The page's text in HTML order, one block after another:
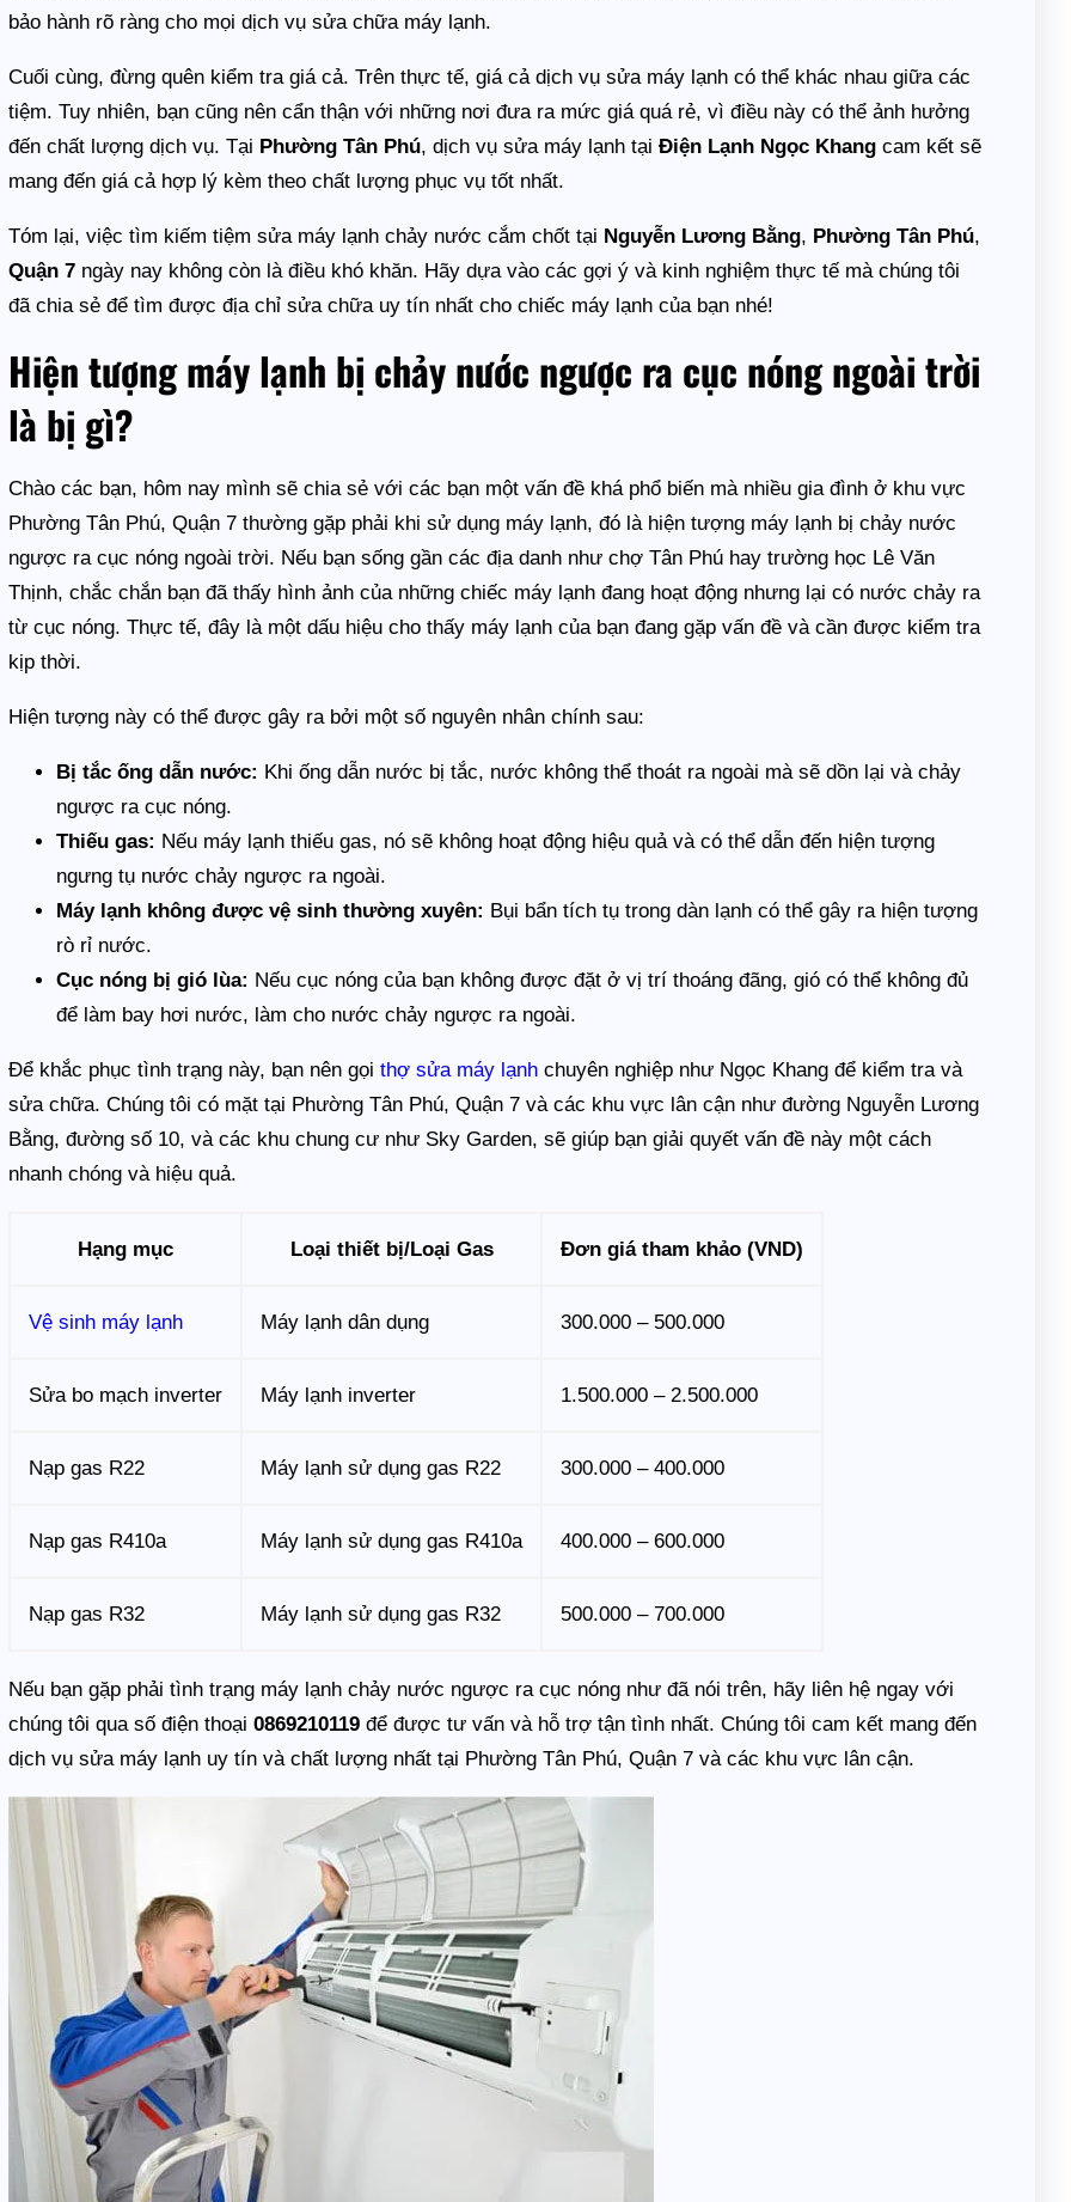
bảo hành rõ ràng cho mọi dịch vụ sửa chữa máy lạnh.
Cuối cùng, đừng quên kiểm tra giá cả. Trên thực tế, giá cả dịch vụ sửa máy lạnh có thể khác nhau giữa các
tiệm. Tuy nhiên, bạn cũng nên cẩn thận với những nơi đưa ra mức giá quá rẻ, vì điều này có thể ảnh hưởng
đến chất lượng dịch vụ. Tại Phường Tân Phú, dịch vụ sửa máy lạnh tạiĐiện Lạnh Ngọc Khang cam kết sẽ
mang đến giá cả hợp lý kèm theo chất lượng phục vụ tốt nhất.
Tóm lại, việc tìm kiếm tiệm sửa máy lạnh chảy nước cắm chốt tại Nguyễn Lương Bằng, Phường Tân Phú,
Quận 7 ngày nay không còn là điều khó khăn. Hãy dựa vào các gợi ý và kinh nghiệm thực tế mà chúng tôi
đã chia sẻ để tìm được địa chỉ sửa chữa uy tín nhất cho chiếc máy lạnh của bạn nhé!
Hiện tượng máy lạnh bị chảy nước ngược ra cục nóng ngoài trời
là bị gì?
Chào các bạn, hôm nay mình sẽ chia sẻ với các bạn một vấn đề khá phổ biến mà nhiều gia đình ở khu vực
Phường Tân Phú, Quận 7 thường gặp phải khi sử dụng máy lạnh, đó là hiện tượng máy lạnh bị chảy nước
ngược ra cục nóng ngoài trời. Nếu bạn sống gần các địa danh như chợ Tân Phú hay trường học Lê Văn
Thịnh, chắc chắn bạn đã thấy hình ảnh của những chiếc máy lạnh đang hoạt động nhưng lại có nước chảy ra
từ cục nóng. Thực tế, đây là một dấu hiệu cho thấy máy lạnh của bạn đang gặp vấn đề và cần được kiểm tra
kịp thời.
Hiện tượng này có thể được gây ra bởi một số nguyên nhân chính sau:
Bị tắc ống dẫn nước: Khi ống dẫn nước bị tắc, nước không thể thoát ra ngoài mà sẽ dồn lại và chảy
ngược ra cục nóng.
Thiếu gas: Nếu máy lạnh thiếu gas, nó sẽ không hoạt động hiệu quả và có thể dẫn đến hiện tượng
ngưng tụ nước chảy ngược ra ngoài.
Máy lạnh không được vệ sinh thường xuyên: Bụi bẩn tích tụ trong dàn lạnh có thể gây ra hiện tượng
rò rỉ nước.
Cục nóng bị gió lùa: Nếu cục nóng của bạn không được đặt ở vị trí thoáng đãng, gió có thể không đủ
để làm bay hơi nước, làm cho nước chảy ngược ra ngoài.
Để khắc phục tình trạng này, bạn nên gọithợ sửa máy lạnh chuyên nghiệp như Ngọc Khang để kiểm tra và
sửa chữa. Chúng tôi có mặt tại Phường Tân Phú, Quận 7 và các khu vực lân cận như đường Nguyễn Lương
Bằng, đường số 10, và các khu chung cư như Sky Garden, sẽ giúp bạn giải quyết vấn đề này một cách
nhanh chóng và hiệu quả.
Hạng mục Loại thiết bị/Loại Gas Đơn giá tham khảo (VND)
Vệ sinh máy lạnh Máy lạnh dân dụng 300.000 – 500.000
Sửa bo mạch inverter Máy lạnh inverter 1.500.000 – 2.500.000
Nạp gas R22 Máy lạnh sử dụng gas R22 300.000 – 400.000
Nạp gas R410a Máy lạnh sử dụng gas R410a 400.000 – 600.000
Nạp gas R32 Máy lạnh sử dụng gas R32 500.000 – 700.000
Nếu bạn gặp phải tình trạng máy lạnh chảy nước ngược ra cục nóng như đã nói trên, hãy liên hệ ngay với
chúng tôi qua số điện thoại0869210119 để được tư vấn và hỗ trợ tận tình nhất. Chúng tôi cam kết mang đến
dịch vụ sửa máy lạnh uy tín và chất lượng nhất tại Phường Tân Phú, Quận 7 và các khu vực lân cận.